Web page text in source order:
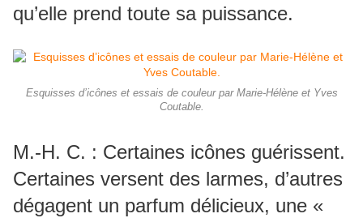
qu’elle prend toute sa puissance.
Esquisses d’icônes et essais de couleur par Marie-Hélène et Yves
Coutable.
M.-H. C. : Certaines icônes guérissent.
Certaines versent des larmes, d’autres
dégagent un parfum délicieux, une «